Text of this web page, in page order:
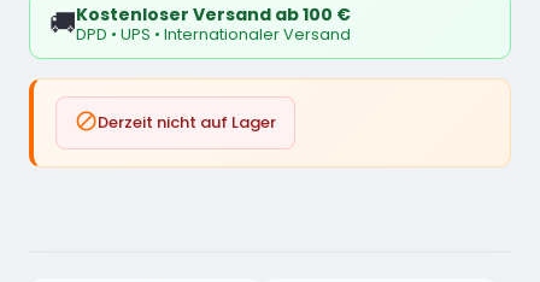
🚚Kostenloser Versand ab 100 €
DPD • UPS • Internationaler Versand
Derzeit nicht auf Lager